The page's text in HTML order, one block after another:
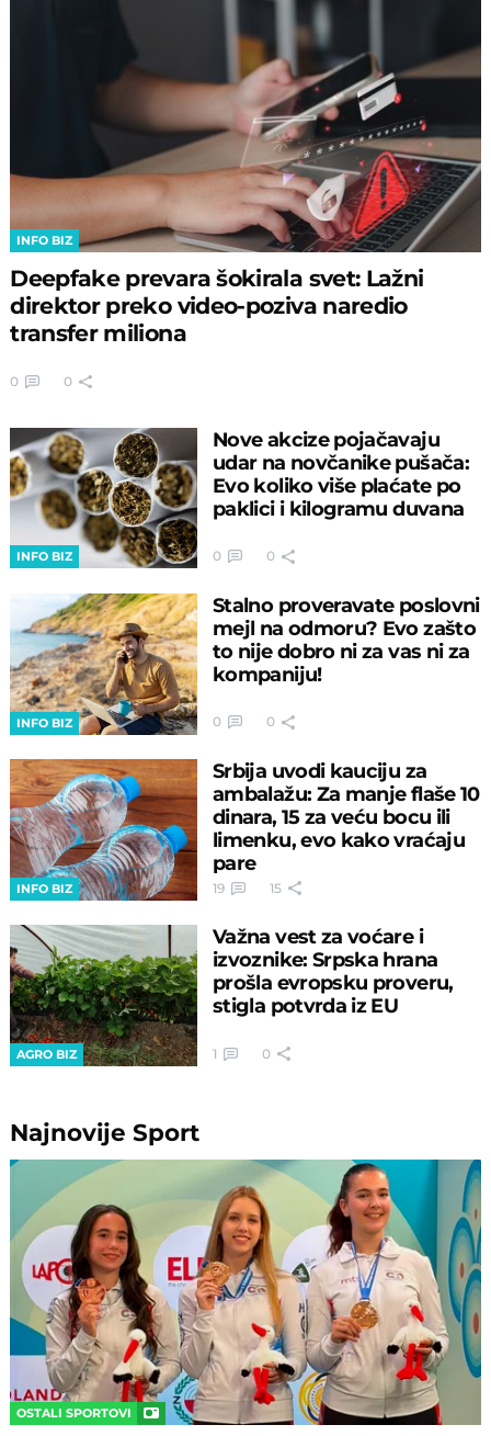
INFO BIZ
Deepfake prevara šokirala svet: Lažni
direktor preko video-poziva naredio
transfer miliona
0 0
INFO BIZ
Nove akcize pojačavaju
udar na novčanike pušača:
Evo koliko više plaćate po
paklici i kilogramu duvana
0 0
INFO BIZ
Stalno proveravate poslovni
mejl na odmoru? Evo zašto
to nije dobro ni za vas ni za
kompaniju!
0 0
INFO BIZ
Srbija uvodi kauciju za
ambalažu: Za manje flaše 10
dinara, 15 za veću bocu ili
limenku, evo kako vraćaju
pare
19 15
AGRO BIZ
Važna vest za voćare i
izvoznike: Srpska hrana
prošla evropsku proveru,
stigla potvrda iz EU
1 0
NajnovijeSport
OSTALI SPORTOVI